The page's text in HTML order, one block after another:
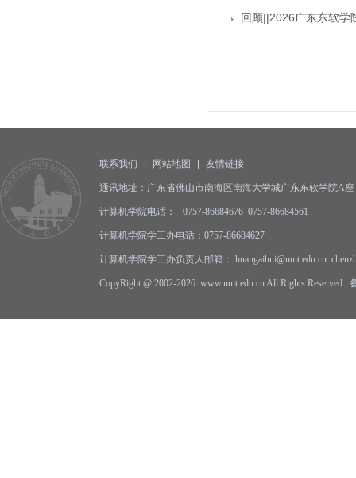
回顾||2026广东东软学
联系我们 网站地图 友情链接
通讯地址：广东省佛山市南海区南海大学城广东东软学院A
计算机学院电话： 0757-86684676 0757-86684561
计算机学院学工办电话：0757-86684627
计算机学院学工办负责人邮箱： huangaihui@nuit.edu.cn
CopyRight @ 2002-2026 www.nuit.edu.cn All Rights Reserved